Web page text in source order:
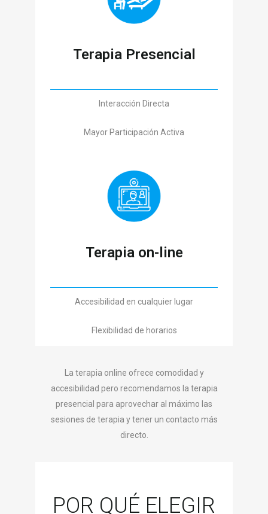
Terapia Presencial
Interacción Directa
Mayor Participación Activa
Terapia on-line
Accesibilidad en cualquier lugar
Flexibilidad de horarios
La terapia online ofrece comodidad y
accesibilidad pero recomendamos la terapia
presencial para aprovechar al máximo las
sesiones de terapia y tener un contacto más
directo.
POR QUÉ ELEGIR